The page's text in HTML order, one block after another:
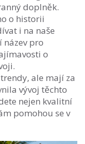
doplněk.
o historii
i na naše
název pro
o
ale mají za
vývoj těchto
nejen kvalitní
pomohou se v